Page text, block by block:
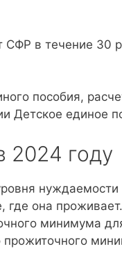
СФР в течение 30
пособия,
Детское единое
2024 году
где она
минимума
прожиточного